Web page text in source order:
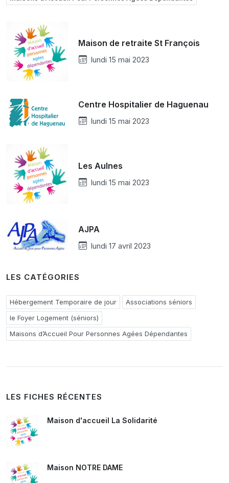
Maison de retraite St François
lundi 15 mai 2023
Centre Hospitalier de Haguenau
lundi 15 mai 2023
Les Aulnes
lundi 15 mai 2023
AJPA
lundi 17 avril 2023
LES CATÉGORIES
Hébergement Temporaire de jour
Associations séniors
le Foyer Logement (séniors)
Maisons d’Accueil Pour Personnes Agées Dépendantes
LES FICHES RÉCENTES
Maison d'accueil La Solidarité
Maison NOTRE DAME